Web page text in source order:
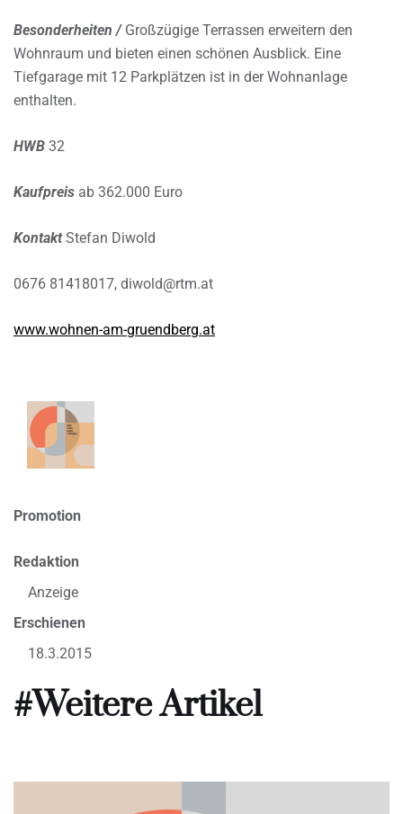
Besonderheiten /Großzügige Terrassen erweitern den
Wohnraum und bieten einen schönen Ausblick. Eine
Tiefgarage mit 12 Parkplätzen ist in der Wohnanlage
enthalten.
HWB 32
Kaufpreis ab 362.000 Euro
KontaktStefan Diwold
0676 81418017, diwold@rtm.at
www.wohnen-am-gruendberg.at
Promotion
Redaktion
Anzeige
Erschienen
18.3.2015
#Weitere Artikel